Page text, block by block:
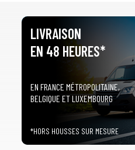
LIVRAISON
EN 48 HEURES*
EN FRANCE MÉTROPOLITAINE,
BELGIQUE ET LUXEMBOURG
*HORS HOUSSES SUR MESURE